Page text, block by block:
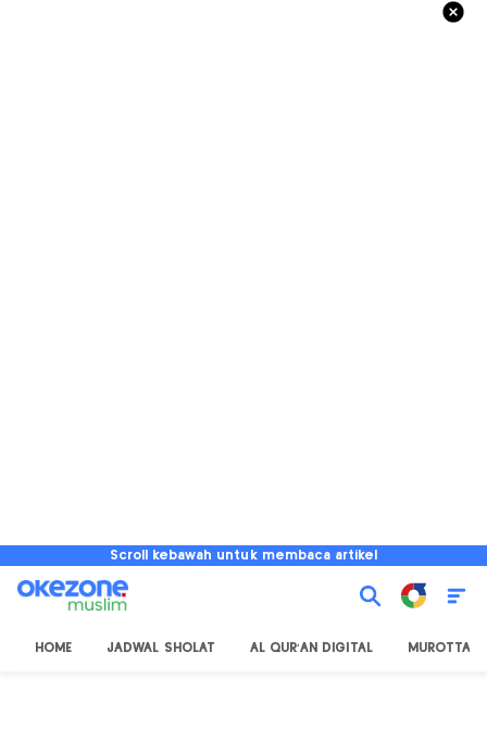
Scroll kebawah untuk membaca artikel
HOME JADWAL SHOLAT AL QUR'AN DIGITAL MUROTTAL